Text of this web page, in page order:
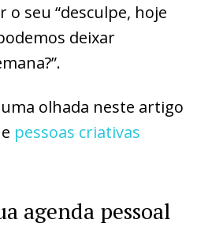
o seu “desculpe, hoje
deixar
olhada neste artigo
pessoas criativas
agenda pessoal